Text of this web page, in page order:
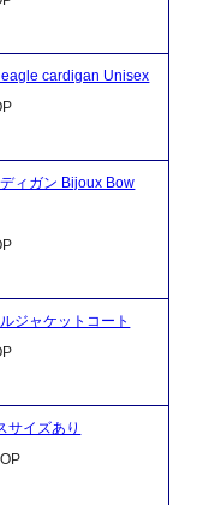
eagle cardigan Unisex
ィガン Bijoux Bow
ジャケットコート
サイズあり